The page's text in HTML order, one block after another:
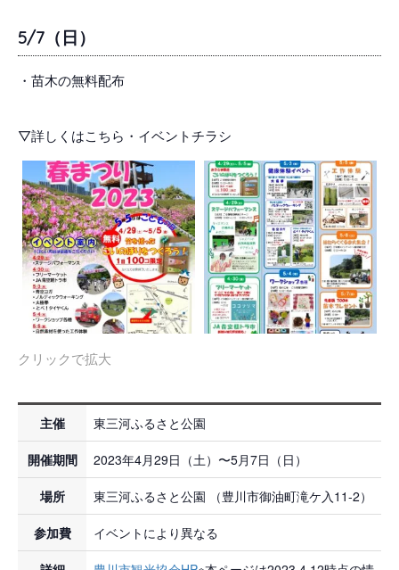
5/7（日）
・苗木の無料配布
▽詳しくはこちら・イベントチラシ
クリックで拡大
主催 東三河ふるさと公園
開催期間 2023年4月29日（土）〜5月7日（日）
場所 東三河ふるさと公園 （豊川市御油町滝ケ入11-2）
参加費 イベントにより異なる